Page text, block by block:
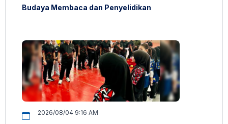
Budaya Membaca dan Penyelidikan
2026/08/04 9:16 AM